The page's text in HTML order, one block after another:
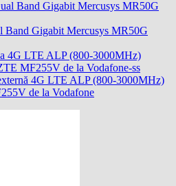
Band Gigabit Mercusys MR50G
4G LTE ALP (800-3000MHz)
de la Vodafone